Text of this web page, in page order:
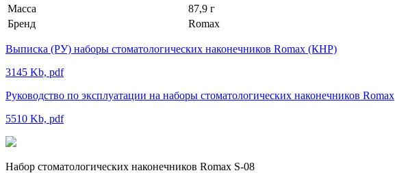
Масса
87,9 г
Бренд
Romax
Выписка (РУ) наборы стоматологических наконечников Romax (КНР)
3145 Kb, pdf
Руководство по эксплуатации на наборы стоматологических наконечников Romax
5510 Kb, pdf
Набор стоматологических наконечников Romax S-08